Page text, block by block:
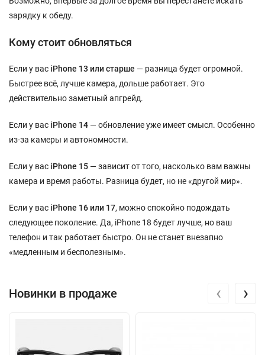
зарядку к обеду.
Кому стоит обновляться
Если у вас iPhone 13 или старше — разница будет огромной.
Быстрее всё, лучше камера, дольше работает. Это
действительно заметный апгрейд.
Если у вас iPhone 14 — обновление уже имеет смысл. Особенно
из-за камеры и автономности.
Если у вас iPhone 15 — зависит от того, насколько вам важны
камера и время работы. Разница будет, но не «другой мир».
Если у вас iPhone 16 или 17, можно спокойно подождать
следующее поколение. Да, iPhone 18 будет лучше, но ваш
телефон и так работает быстро. Он не станет внезапно
«медленным и бесполезным».
Новинки в продаже ‹ ›